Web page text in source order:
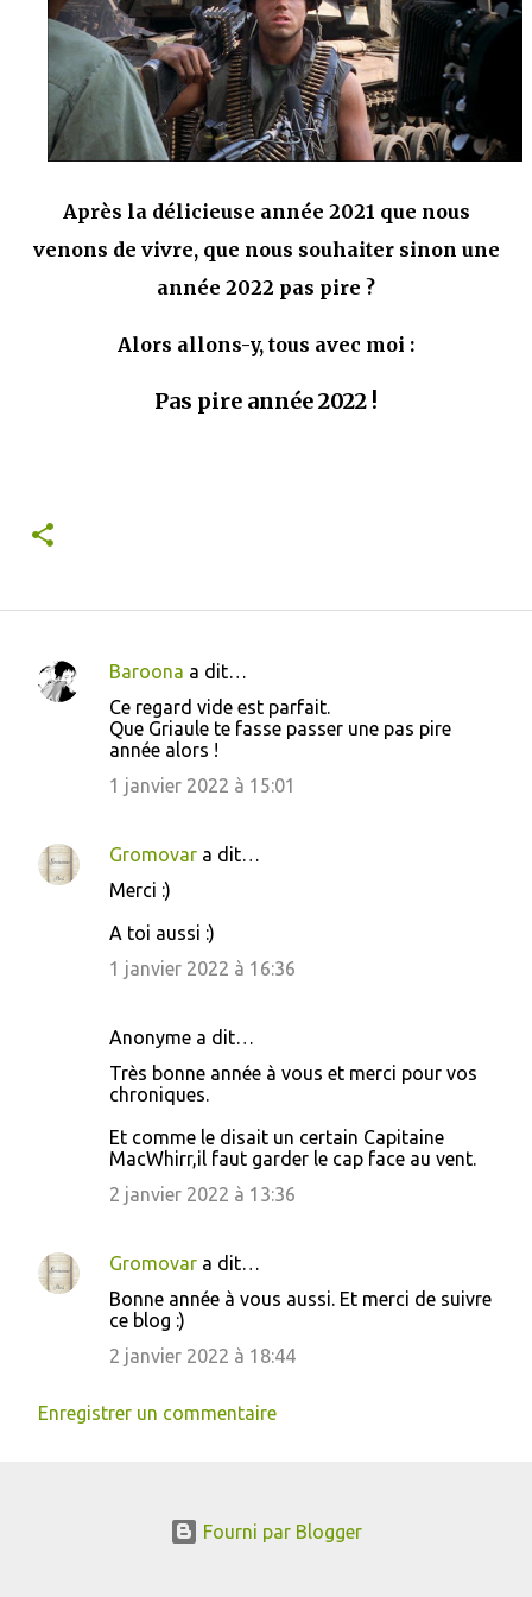
mettre sous tous les yeux. C'est cela...
Après la délicieuse année 2021 que nous
venons de vivre, que nous souhaiter sinon une
année 2022 pas pire ?
Alors allons-y, tous avec moi :
Pas pire année 2022 !
C
n
t
Baroona a dit…
Ce regard vide est parfait.
Que Griaule te fasse passer une pas pire
année alors !
1 janvier 2022 à 15:01
Gromovar a dit…
Merci :)
A toi aussi :)
1 janvier 2022 à 16:36
Anonyme a dit…
Très bonne année à vous et merci pour vos
chroniques.
Et comme le disait un certain Capitaine
MacWhirr,il faut garder le cap face au vent.
2 janvier 2022 à 13:36
Gromovar a dit…
Bonne année à vous aussi. Et merci de suivre
ce blog :)
2 janvier 2022 à 18:44
Enregistrer un commentaire
Fourni par Blogger